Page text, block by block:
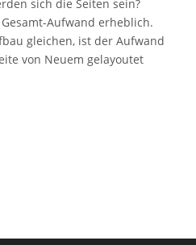
sich die Seiten sein?
Aufwand erheblich.
gleichen, ist der Aufwand
von Neuem gelayoutet